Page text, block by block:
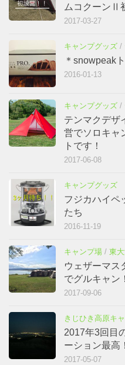
ムコクーンⅡ
2017-03-27
キャンプグッズ /
＊snowpeak
2016-01-13
キャンプグッズ /
テンマクデザ
営でソロキャ
トです！
2017-06-08
キャンプグッズ
フジカハイペ
たち
2016-11-19
キャンプ場 / 東
ウェザーマス
でグルキャン
2017-09-06
きじひき高原キ
2017年3回目
ーション最高
2017-05-07